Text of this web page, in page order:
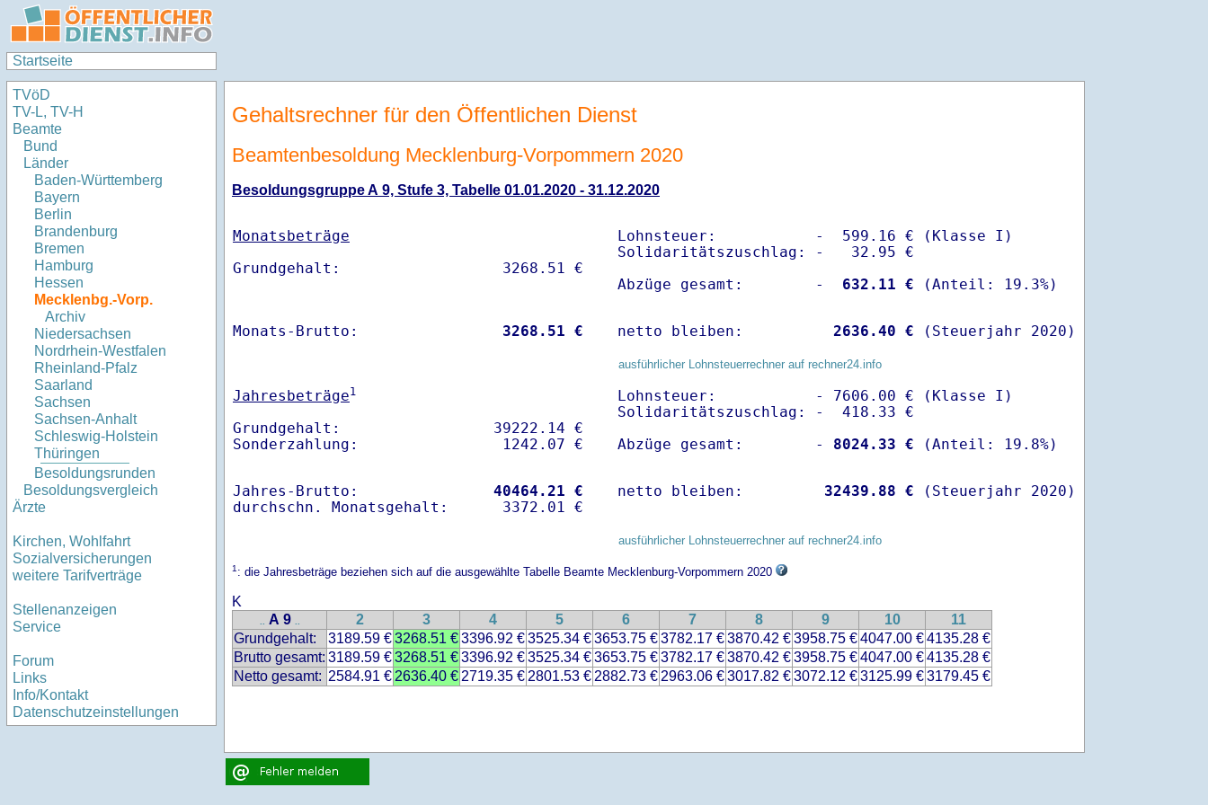
Startseite
TVöD
TV-L, TV-H
Beamte
Bund
Länder
Baden-Württemberg
Bayern
Berlin
Brandenburg
Bremen
Hamburg
Hessen
Mecklenbg.-Vorp.
Archiv
Niedersachsen
Nordrhein-Westfalen
Rheinland-Pfalz
Saarland
Sachsen
Sachsen-Anhalt
Schleswig-Holstein
Thüringen
Besoldungsrunden
Besoldungsvergleich
Ärzte
Kirchen, Wohlfahrt
Sozialversicherungen
weitere Tarifverträge
Stellenanzeigen
Service
Forum
Links
Info/Kontakt
Datenschutzeinstellungen
Gehaltsrechner für den Öffentlichen Dienst
Beamtenbesoldung Mecklenburg-Vorpommern 2020
Besoldungsgruppe A 9, Stufe 3, Tabelle 01.01.2020 - 31.12.2020
Monatsbeträge
Lohnsteuer:           -  599.16 € (Klasse I)
Solidaritätszuschlag: -   32.95 €
Abzüge gesamt:        -
  632.11 €
Monats-Brutto: 3268.51 € netto bleiben: 2636.40 € (Steuerjahr 2020)
ausführlicher Lohnsteuerrechner auf rechner24.info
Jahresbeträge1
Grundgehalt:                 39222.14 €
Lohnsteuer:           - 7606.00 € (Klasse I)
Solidaritätszuschlag: -  418.33 €
Abzüge gesamt:        -
8024.33 €
Jahres-Brutto: 40464.21 €
netto bleiben: 32439.88 € (Steuerjahr 2020)
ausführlicher Lohnsteuerrechner auf rechner24.info
1: die Jahresbeträge beziehen sich auf die ausgewählte Tabelle Beamte Mecklenburg-Vorpommern 2020
K
.. A 9 .. 2 3 4 5 6 7 8 9 10
11
Grundgehalt:
3189.59 €3268.51 €3396.92 €3525.34 €3653.75 €3782.17 €3870.42 €3958.75 €4047.00 €4135.28 €
Brutto gesamt: 3189.59 €3268.51 €3396.92 €3525.34 €3653.75 €3782.17 €3870.42 €3958.75 €4047.00 €4135.28 €
Netto gesamt: 2584.91 € 2636.40 € 2719.35 € 2801.53 € 2882.73 € 2963.06 €3017.82 €3072.12 €3125.99 €3179.45 €